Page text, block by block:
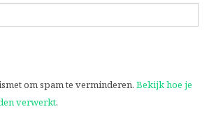
om spam te verminderen. Bekijk hoe je
verwerkt.